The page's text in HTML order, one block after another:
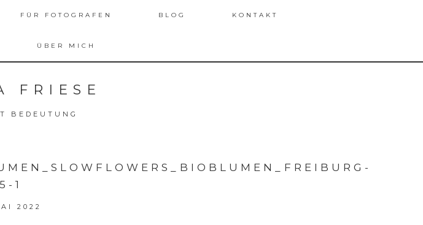
FÜR FOTOGRAFEN BLOG KONTAKT
ÜBER MICH
FRIESE
BEDEUTUNG
5-1
2022